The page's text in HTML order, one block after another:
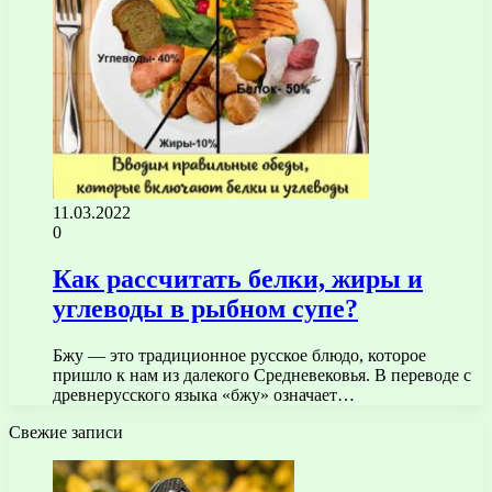
11.03.2022
0
Как рассчитать белки, жиры и
углеводы в рыбном супе?
Бжу — это традиционное русское блюдо, которое
пришло к нам из далекого Средневековья. В переводе с
древнерусского языка «бжу» означает…
Свежие записи